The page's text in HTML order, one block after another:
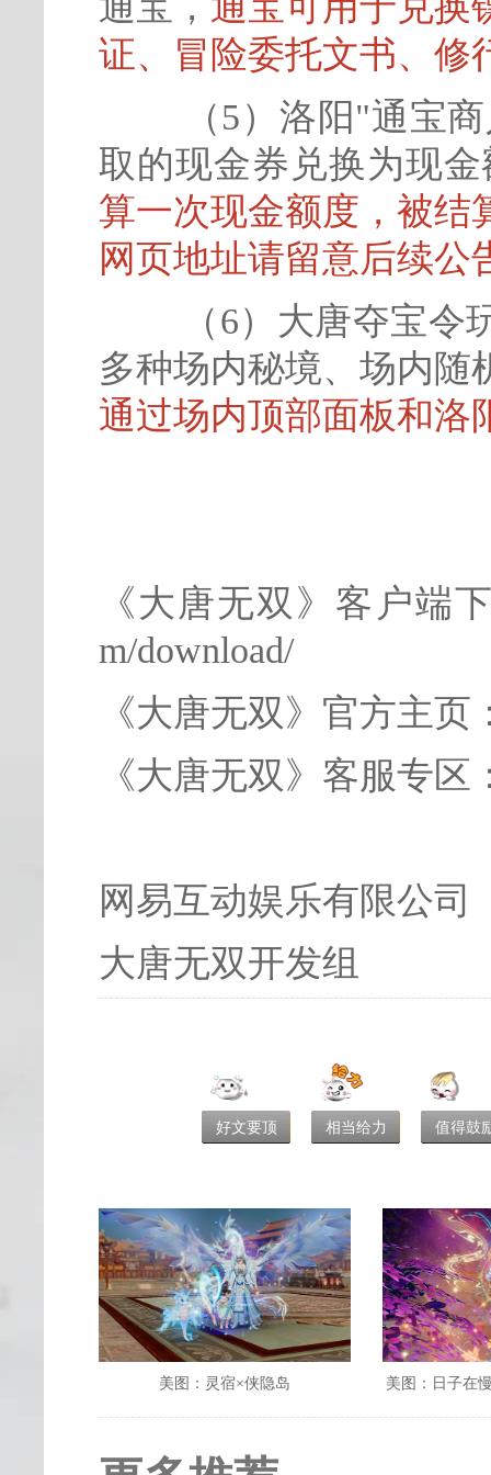
证、冒险委托文书、修
（5）洛阳"通宝
取的现金券兑换为现
算一次现金额度，被结
网页地址请留意后续公
（6）大唐夺宝
多种场内秘境、场内随
通过场内顶部面板和洛
《大唐无双》客户端
m/download/
《大唐无双》官方主页
《大唐无双》客服专区
网易互动娱乐有限公司
大唐无双开发组
好文要顶 相当给力 值得鼓
美图：灵宿×侠隐岛 美图：日子在